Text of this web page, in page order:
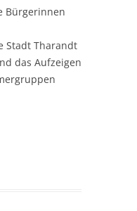
Bürgerinnen
Stadt Tharandt
das Aufzeigen